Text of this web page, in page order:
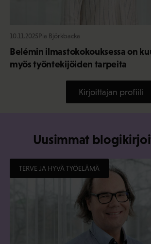
10.11.2025Pia Björkbacka
Belémin ilmastokokouksessa on
myös työntekijöiden tarpeita
Kirjoittajan profiili
Uusimmat
TERVE JA HYVÄ TYÖELÄMÄ